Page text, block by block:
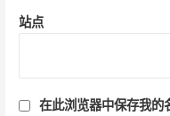
站点
在此浏览器中保存我的